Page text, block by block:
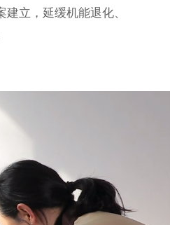
立，延缓机能退化、